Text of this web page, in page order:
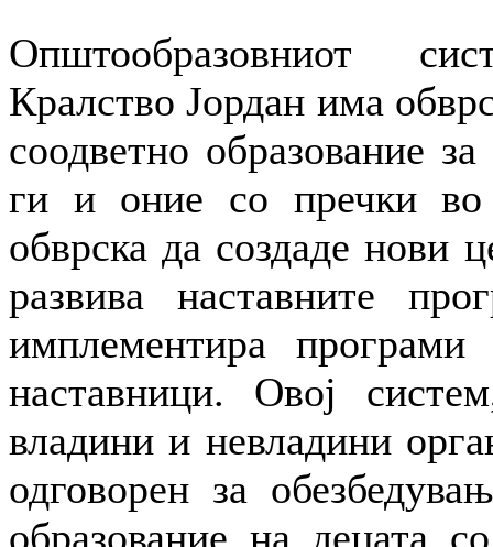
Општообразовниот
Кралство Јордан има
соодветно образование
ги и оние со пречки во
обврска да создаде нови
развива наставните
имплементира
наставници. Овој
владини и невладини
одговорен за
образование на децата